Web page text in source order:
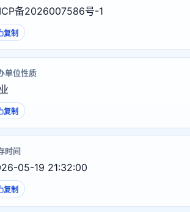
备2026007586号-1
复制
单位性质
复制
时间
05-19 21:32:00
复制